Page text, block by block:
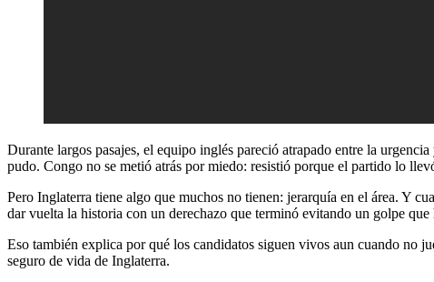
Durante largos pasajes, el equipo inglés pareció atrapado entre la
pudo. Congo no se metió atrás por miedo: resistió porque el partido lo
Pero Inglaterra tiene algo que muchos no tienen: jerarquía en el área. Y
dar vuelta la historia con un derechazo que terminó evitando un golpe
Eso también explica por qué los candidatos siguen vivos aun cuando no
seguro de vida de Inglaterra.